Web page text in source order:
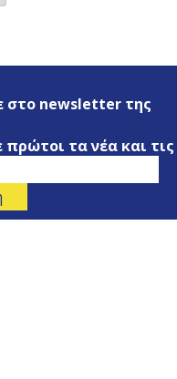
στο newsletter της
πρώτοι τα νέα και τις